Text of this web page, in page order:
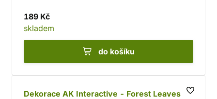
189 Kč
skladem
do košíku
Dekorace AK Interactive - Forest Leaves